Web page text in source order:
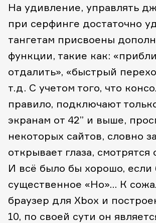
На удивление, управлять
при серфинге достаточно
тангетам присвоены
функции, такие как:
отдалить», «быстрый
т.д. С учетом того, что
правило, подключают
экранам от 42” и выше,
некоторых сайтов, словно
открывает глаза, смотрятся
И всё было бы хорошо,
существенное «Но»… К
браузер для Xbox и
10, по своей сути он